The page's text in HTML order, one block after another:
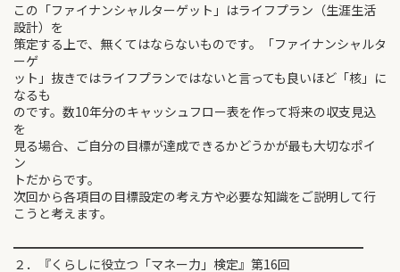
この「ファイナンシャルターゲット」はライフプラン（生涯生活
設計）を
策定する上で、無くてはならないものです。「ファイナンシャルタ
ーゲ
ット」抜きではライフプランではないと言っても良いほど「核」に
なるも
のです。数10年分のキャッシュフロー表を作って将来の収支見込
を
見る場合、ご自分の目標が達成できるかどうかが最も大切なポイ
ン
トだからです。
次回から各項目の目標設定の考え方や必要な知識をご説明して行
こうと考えます。
━━━━━━━━━━━━━━━━━━━━━━━━━━━━
２．『くらしに役立つ「マネー力」検定』第16回